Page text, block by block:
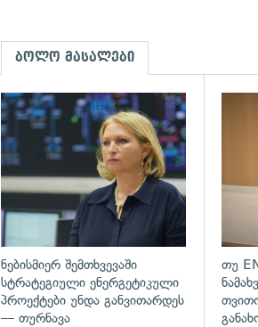
ბოლო მასალები
ნებისმიერ შემთხვევაში
სტრატეგიული ენერგეტიკული
პროექტები უნდა განვითარდეს
— თურნავა
თუ